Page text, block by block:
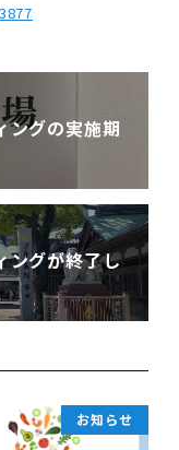
ングの実施期
ングが終了し
お知らせ